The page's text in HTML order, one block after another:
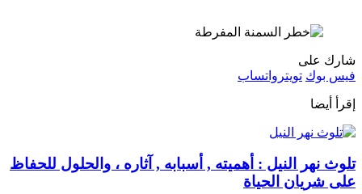
شارك على
فيس بوك تويتر واتساب
إقرأ أيضا
تلوث نهر النيل : أهميته , أسبابه , آثاره ، والحلول للحفاظ
على شريان الحياة